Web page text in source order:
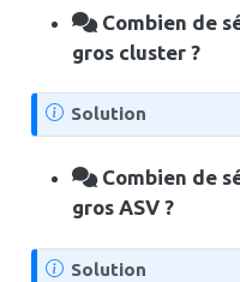
Combien de
gros cluster ?
N
o
t
Solution
Combien de
gros ASV ?
N
Solution